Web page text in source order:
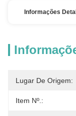
Informações
Lugar De Origem:
Item Nº.: